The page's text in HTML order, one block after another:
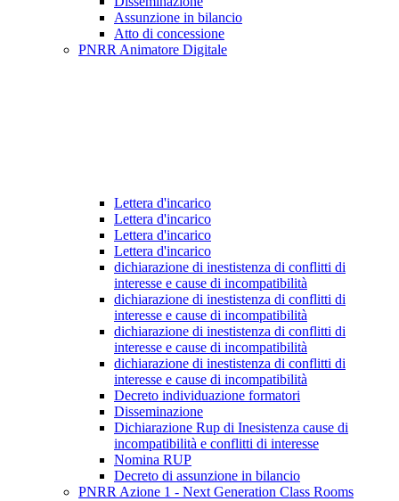
Assunzione in bilancio
Atto di concessione
PNRR Animatore Digitale
Lettera d'incarico
Lettera d'incarico
Lettera d'incarico
Lettera d'incarico
dichiarazione di inestistenza di conflitti di
interesse e cause di incompatibilità
dichiarazione di inestistenza di conflitti di
interesse e cause di incompatibilità
dichiarazione di inestistenza di conflitti di
interesse e cause di incompatibilità
dichiarazione di inestistenza di conflitti di
interesse e cause di incompatibilità
Decreto individuazione formatori
Disseminazione
Dichiarazione Rup di Inesistenza cause di
incompatibilità e conflitti di interesse
Nomina RUP
Decreto di assunzione in bilancio
PNRR Azione 1 - Next Generation Class Rooms